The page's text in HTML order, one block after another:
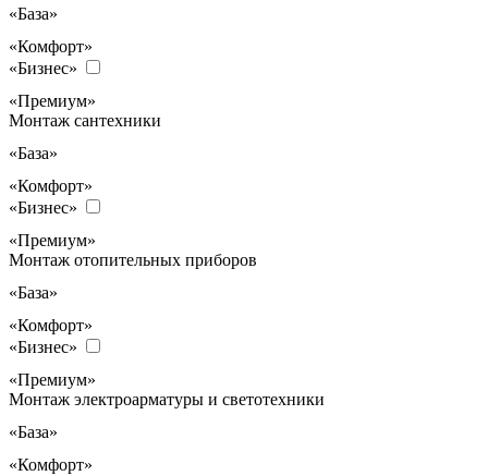
«База»
«Комфорт»
«Бизнес»
«Премиум»
Монтаж сантехники
«База»
«Комфорт»
«Бизнес»
«Премиум»
Монтаж отопительных приборов
«База»
«Комфорт»
«Бизнес»
«Премиум»
Монтаж электроарматуры и светотехники
«База»
«Комфорт»